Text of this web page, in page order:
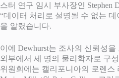
스터 연구 임시 부사장인 Stephen
“데이터 처리로 설명될 수 없는
을 알렸습니다.
이에 Dewhurst는 조사의 신뢰성
외부에서 세 명의 물리학자로 구
위원회에는 캘리포니아의 로렌스